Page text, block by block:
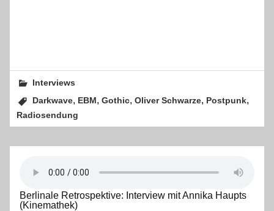
Interviews
Darkwave, EBM,Gothic,Oliver Schwarze, Postpunk,
Radiosendung
Berlinale Retrospektive: Interview mit Annika Haupts
(Kinemathek)